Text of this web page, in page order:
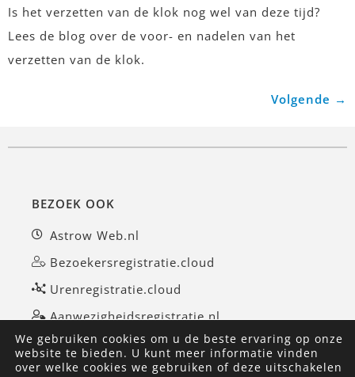
Is het verzetten van de klok nog wel van deze tijd?
Lees de blog over de voor- en nadelen van het
verzetten van de klok.
Volgende →
BEZOEK OOK
Astrow Web.nl
Bezoekersregistratie.cloud
Urenregistratie.cloud
Aanwezigheidsregistratie.nl
We gebruiken cookies om u de beste ervaring op onze
website te bieden. U kunt meer informatie vinden
over welke cookies we gebruiken of deze uitschakelen